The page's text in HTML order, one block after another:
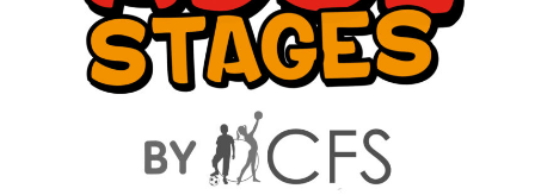
AU PROGRAMME
L'ADSL te propose des stages durant l'été : Mini
Kids, Atelier Créatif, Sports Passion, Cuisine &
Artistique, Evasion, Pré-Multisports, Petits Bouts,